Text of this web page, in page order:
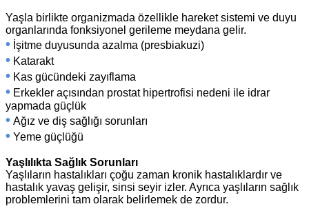
Yaşla birlikte organizmada özellikle hareket sistemi ve duyu
organlarında fonksiyonel gerileme meydana gelir.
• İşitme duyusunda azalma (presbiakuzi)
• Katarakt
• Kas gücündeki zayıflama
• Erkekler açısından prostat hipertrofisi nedeni ile idrar
yapmada güçlük
• Ağız ve diş sağlığı sorunları
• Yeme güçlüğü
Yaşlılıkta Sağlık Sorunları
Yaşlıların hastalıkları çoğu zaman kronik hastalıklardır ve
hastalık yavaş gelişir, sinsi seyir izler. Ayrıca yaşlıların sağlık
problemlerini tam olarak belirlemek de zordur.